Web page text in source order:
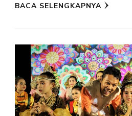
BACA SELENGKAPNYA